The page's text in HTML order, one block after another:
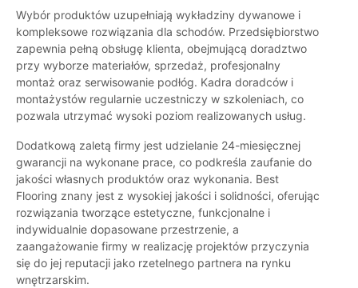
Wybór produktów uzupełniają wykładziny dywanowe i
kompleksowe rozwiązania dla schodów. Przedsiębiorstwo
zapewnia pełną obsługę klienta, obejmującą doradztwo
przy wyborze materiałów, sprzedaż, profesjonalny
montaż oraz serwisowanie podłóg. Kadra doradców i
montażystów regularnie uczestniczy w szkoleniach, co
pozwala utrzymać wysoki poziom realizowanych usług.
Dodatkową zaletą firmy jest udzielanie 24-miesięcznej
gwarancji na wykonane prace, co podkreśla zaufanie do
jakości własnych produktów oraz wykonania. Best
Flooring znany jest z wysokiej jakości i solidności, oferując
rozwiązania tworzące estetyczne, funkcjonalne i
indywidualnie dopasowane przestrzenie, a
zaangażowanie firmy w realizację projektów przyczynia
się do jej reputacji jako rzetelnego partnera na rynku
wnętrzarskim.